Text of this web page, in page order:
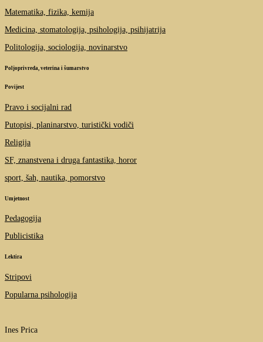
Matematika, fizika, kemija
Medicina, stomatologija, psihologija, psihijatrija
Politologija, sociologija, novinarstvo
Poljoprivreda, veterina i šumarstvo
Povijest
Pravo i socijalni rad
Putopisi, planinarstvo, turistički vodiči
Religija
SF, znanstvena i druga fantastika, horor
sport, šah, nautika, pomorstvo
Umjetnost
Pedagogija
Publicistika
Lektira
Stripovi
Popularna psihologija
Ines Prica